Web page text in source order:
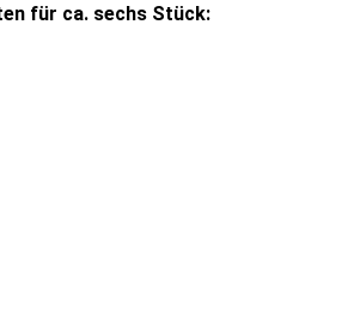
für ca. sechs Stück: